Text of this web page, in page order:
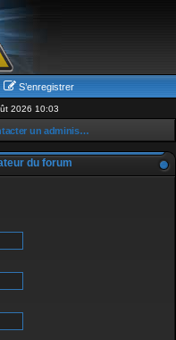
S’enregistrer
2026 10:03
Contacter un administrateur du forum
du forum